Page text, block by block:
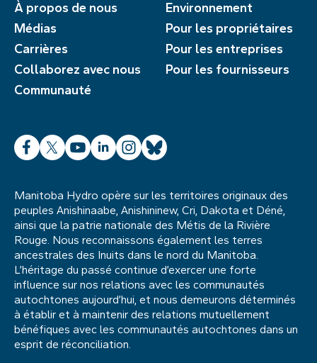
À propos de nous
Médias
Carrières
Collaborez avec nous
Communauté
Environnement
Pour les propriétaires
Pour les entreprises
Pour les fournisseurs
Facebook
X YouTube
LinkedInInstagram
Bluesky
Manitoba Hydro opère sur les territoires originaux des
peuples Anishinaabe, Anishininew, Cri, Dakota et Déné,
ainsi que la patrie nationale des Métis de la Rivière
Rouge. Nous reconnaissons également les terres
ancestrales des Inuits dans le nord du Manitoba.
L’héritage du passé continue d’exercer une forte
influence sur nos relations avec les communautés
autochtones aujourd’hui, et nous demeurons déterminés
à établir et à maintenir des relations mutuellement
bénéfiques avec les communautés autochtones dans un
esprit de réconciliation.